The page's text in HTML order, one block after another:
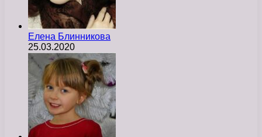
Елена Блинникова
25.03.2020